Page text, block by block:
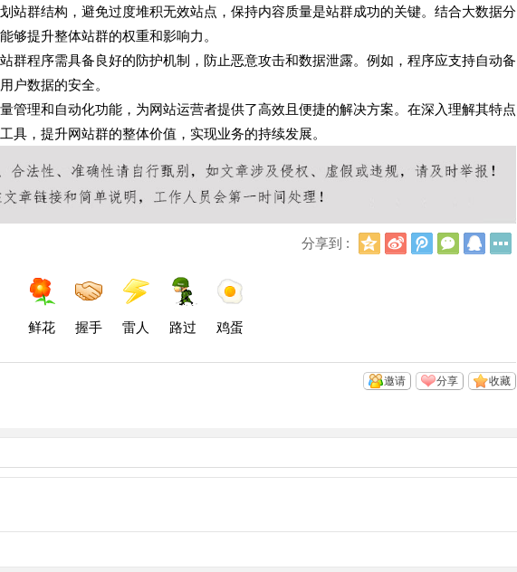
站群结构，避免过度堆积无效站点，保持内容质量是站群成功的关键。结合大数据分
够提升整体站群的权重和影响力。
群程序需具备良好的防护机制，防止恶意攻击和数据泄露。例如，程序应支持自动备
户数据的安全。
管理和自动化功能，为网站运营者提供了高效且便捷的解决方案。在深入理解其特点
具，提升网站群的整体价值，实现业务的持续发展。
分享到 :
Q
新
浪
腾
讯
微
信
Q
鲜花 握手 雷人 路过 鸡蛋
收藏
分享
邀请